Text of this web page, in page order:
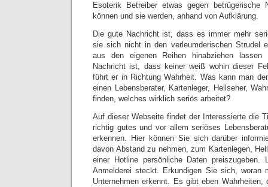
Esoterik Betreiber etwas gegen betrügerische
können und sie werden, anhand von Aufklärung.
Die gute Nachricht ist, dass es immer mehr
sie sich nicht in den verleumderischen Strudel
aus den eigenen Reihen hinabziehen
Nachricht ist, dass keiner weiß wohin dieser
führt er in Richtung Wahrheit. Was kann man
einen Lebensberater, Kartenleger, Hellseher,
finden, welches wirklich seriös arbeitet?
Auf dieser Webseite findet der Interessierte die
richtig gutes und vor allem seriöses
erkennen. Hier können Sie sich darüber
davon Abstand zu nehmen, zum Kartenlegen,
einer Hotline persönliche Daten
Anmelderei steckt. Erkundigen Sie sich, woran
Unternehmen erkennt. Es gibt eben